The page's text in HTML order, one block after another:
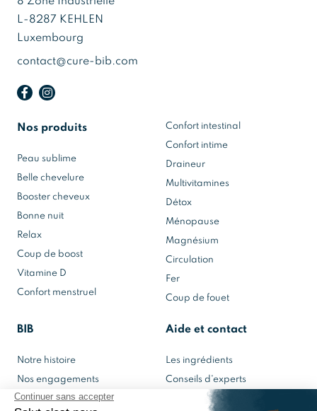
L-8287 KEHLEN
Luxembourg
contact@cure-bib.com
Nos produits
Peau sublime
Belle chevelure
Booster cheveux
Bonne nuit
Relax
Coup de boost
Vitamine D
Confort menstruel
Confort intestinal
Confort intime
Draineur
Multivitamines
Détox
Ménopause
Magnésium
Circulation
Fer
Coup de fouet
BIB
Notre histoire
Nos engagements
Notre laboratoire
Aide et contact
Les ingrédients
Conseils d'experts
Contactez-nous